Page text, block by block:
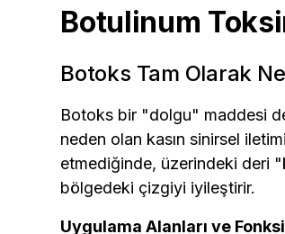
Botulinum
Botoks Tam Olarak Ne
Botoks bir "dolgu" maddesi
neden olan kasın sinirsel
etmediğinde, üzerindeki deri
bölgedeki çizgiyi iyileştirir.
Uygulama Alanları ve